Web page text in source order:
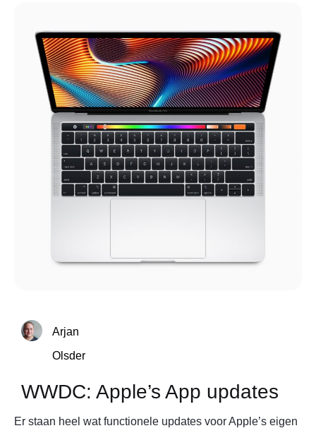
Arjan
Olsder
WWDC: Apple’s App updates
Er staan heel wat functionele updates voor Apple’s eigen